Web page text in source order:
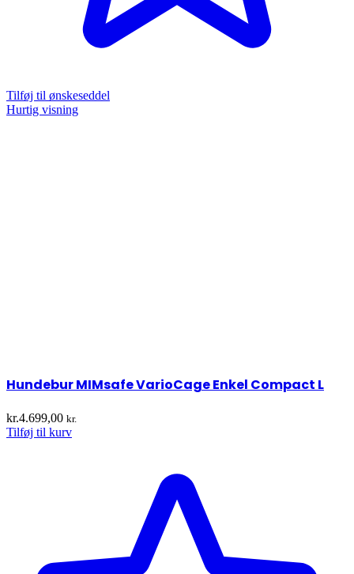
Tilføj til ønskeseddel
Hurtig visning
Hundebur MIMsafe VarioCage Enkel Compact L
kr.4.699,00 kr.
Tilføj til kurv